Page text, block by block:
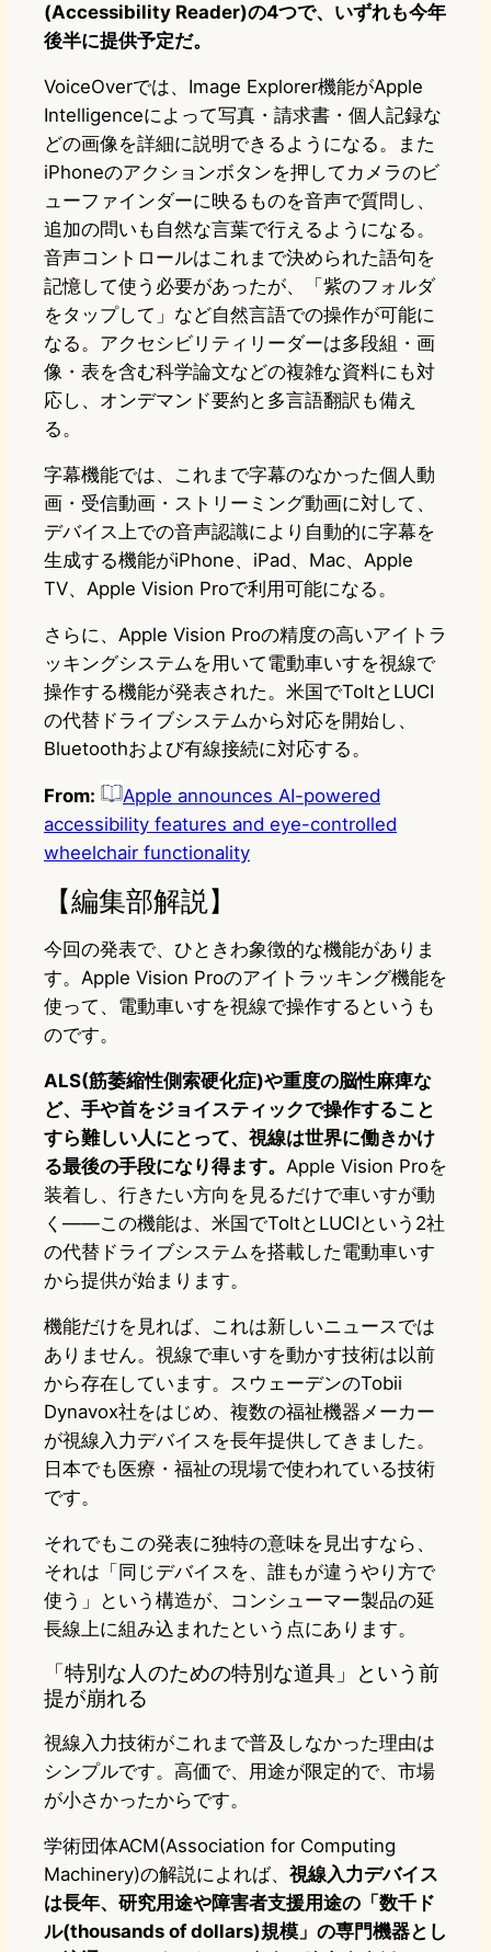
(Accessibility Reader)の4つで、いずれも今年
後半に提供予定だ。
VoiceOverでは、Image Explorer機能がApple
Intelligenceによって写真・請求書・個人記録な
どの画像を詳細に説明できるようになる。また
iPhoneのアクションボタンを押してカメラのビ
ューファインダーに映るものを音声で質問し、
追加の問いも自然な言葉で行えるようになる。
音声コントロールはこれまで決められた語句を
記憶して使う必要があったが、「紫のフォルダ
をタップして」など自然言語での操作が可能に
なる。アクセシビリティリーダーは多段組・画
像・表を含む科学論文などの複雑な資料にも対
応し、オンデマンド要約と多言語翻訳も備え
る。
字幕機能では、これまで字幕のなかった個人動
画・受信動画・ストリーミング動画に対して、
デバイス上での音声認識により自動的に字幕を
生成する機能がiPhone、iPad、Mac、Apple
TV、Apple Vision Proで利用可能になる。
さらに、Apple Vision Proの精度の高いアイトラ
ッキングシステムを用いて電動車いすを視線で
操作する機能が発表された。米国でToltとLUCI
の代替ドライブシステムから対応を開始し、
Bluetoothおよび有線接続に対応する。
From:
Apple announces AI-powered
accessibility features and eye-controlled
wheelchair functionality
【編集部解説】
今回の発表で、ひときわ象徴的な機能がありま
す。Apple Vision Proのアイトラッキング機能を
使って、電動車いすを視線で操作するというも
のです。
ALS(筋萎縮性側索硬化症)や重度の脳性麻痺な
ど、手や首をジョイスティックで操作すること
すら難しい人にとって、視線は世界に働きかけ
る最後の手段になり得ます。 Apple Vision Proを
装着し、行きたい方向を見るだけで車いすが動
く——この機能は、米国でToltとLUCIという2社
の代替ドライブシステムを搭載した電動車いす
から提供が始まります。
機能だけを見れば、これは新しいニュースでは
ありません。視線で車いすを動かす技術は以前
から存在しています。スウェーデンのTobii
Dynavox社をはじめ、複数の福祉機器メーカー
が視線入力デバイスを長年提供してきました。
日本でも医療・福祉の現場で使われている技術
です。
それでもこの発表に独特の意味を見出すなら、
それは「同じデバイスを、誰もが違うやり方で
使う」という構造が、コンシューマー製品の延
長線上に組み込まれたという点にあります。
「特別な人のための特別な道具」という前
提が崩れる
視線入力技術がこれまで普及しなかった理由は
シンプルです。高価で、用途が限定的で、市場
が小さかったからです。
学術団体ACM(Association for Computing
Machinery)の解説によれば、 視線入力デバイス
は長年、研究用途や障害者支援用途の「数千ド
ル(thousands of dollars)規模」の専門機器とし